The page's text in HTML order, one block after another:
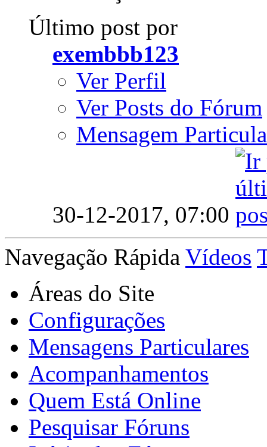
Último post por
exembbb123
Ver Perfil
Ver Posts do Fórum
Mensagem
30-12-2017, 07:00
Navegação Rápida Vídeos
Áreas do Site
Configurações
Mensagens Particulares
Acompanhamentos
Quem Está Online
Pesquisar Fóruns